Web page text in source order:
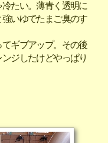
たい。薄青く透明に
いゆでたまご臭のす
ギブアップ。その後
ジしたけどやっぱり